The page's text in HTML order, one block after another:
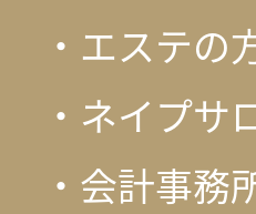
・エステの
・ネイプサ
・会計事務